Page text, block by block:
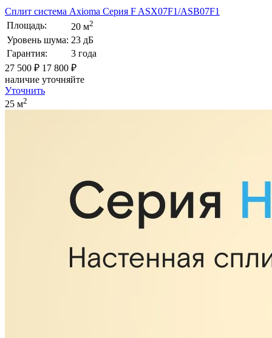
Сплит система Axioma Серия F ASX07F1/ASB07F1
Площадь:
20 м2
Уровень шума: 23 дБ
Гарантия:
3 года
27 500 ₽ 17 800 ₽
наличие уточняйте
Уточнить
25 м2